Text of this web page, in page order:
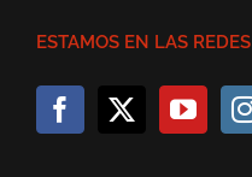
ESTAMOS EN LAS REDES